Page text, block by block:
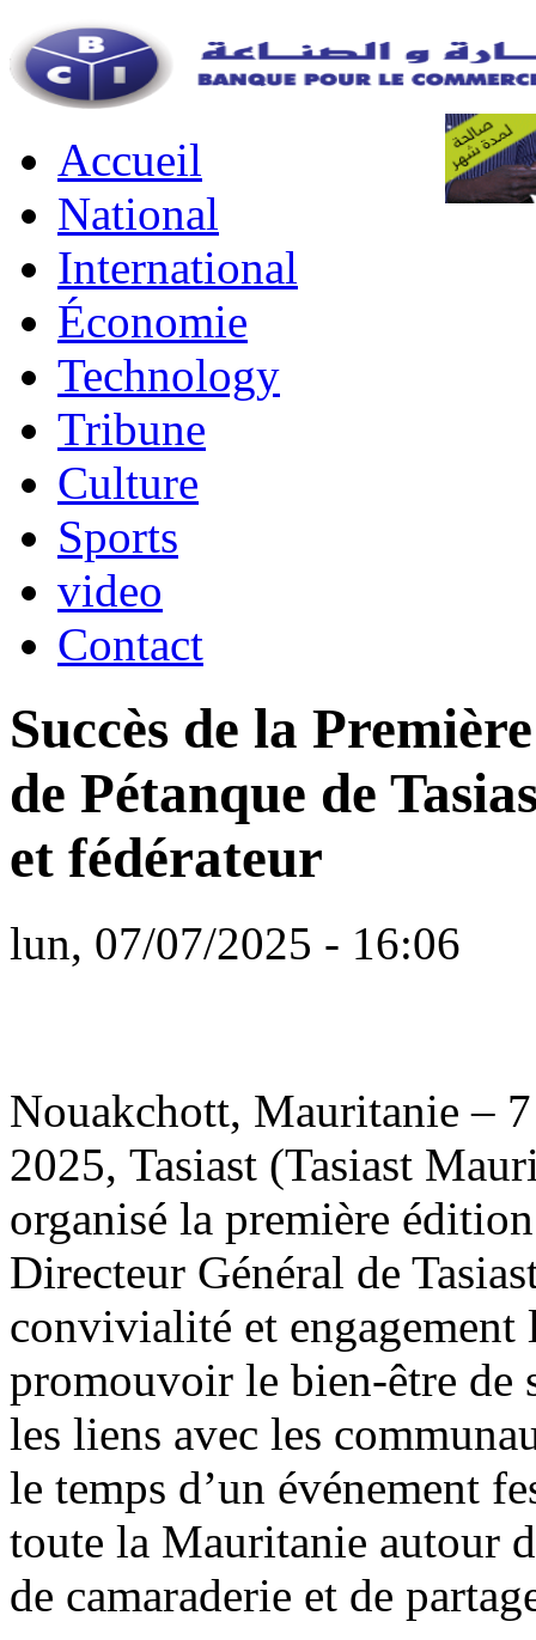
Accueil
National
International
Économie
Technology
Tribune
Culture
Sports
video
Contact
Succès de la
de Pétanque de
et fédérateur
lun, 07/07/2025 - 16:06
Nouakchott, Mauritanie –
2025, Tasiast (Tasiast
organisé la première
Directeur Général de
convivialité et engagement
promouvoir le bien-être de
les liens avec les
le temps d’un événement
toute la Mauritanie autour
de camaraderie et de